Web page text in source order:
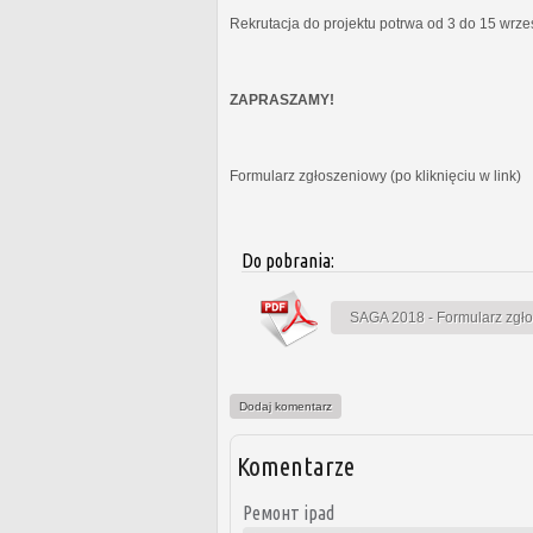
Rekrutacja do projektu potrwa od 3 do 15
ZAPRASZAMY!
Formularz zgłoszeniowy (po kliknięciu w link)
Do pobrania:
SAGA 2018 - Formularz
Dodaj komentarz
Komentarze
Ремонт ipad